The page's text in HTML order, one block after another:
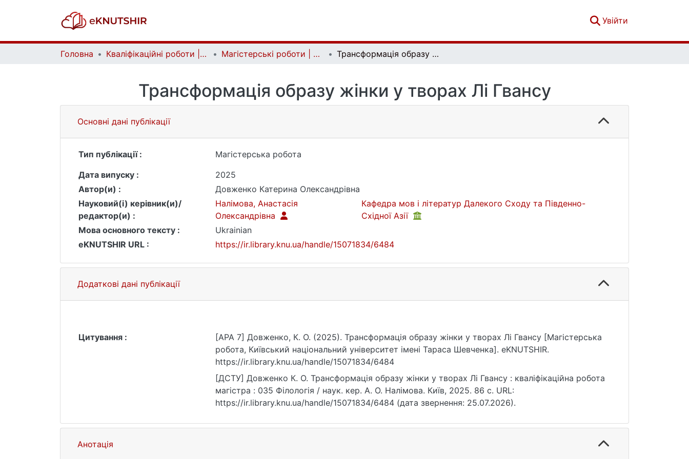
Увійти
Головна Кваліфікаційні роботи | Qualifying works Магістерські роботи | Master's theses Трансформація образу жінки у творах Лі Гвансу
Трансформація образу жінки у творах Лі Гвансу
Основні дані публікації
Тип публікації :
Магістерська робота
Дата випуску :
2025
Автор(и) :
Довженко Катерина Олександрівна
Науковий(і) керівник(и)/
редактор(и) :
Налімова, Анастасія
Олександрівна
Кафедра мов і літератур Далекого Сходу та Південно-
Східної Азії
Мова основного тексту :
Ukrainian
eKNUTSHIR URL :
https://ir.library.knu.ua/handle/15071834/6484
Додаткові дані публікації
Цитування :
[APA 7] Довженко, К. О. (2025). Трансформація образу жінки у творах Лі Гвансу [Магістерська
робота, Київський національний університет імені Тараса Шевченка]. eKNUTSHIR.
https://ir.library.knu.ua/handle/15071834/6484
[ДСТУ] Довженко К. О. Трансформація образу жінки у творах Лі Гвансу : кваліфікаційна робота
магістра : 035 Філологія / наук. кер. А. О. Налімова. Київ, 2025. 86 с. URL:
https://ir.library.knu.ua/handle/15071834/6484 (дата звернення: 25.07.2026).
Анотація